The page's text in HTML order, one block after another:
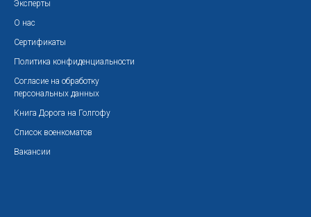
Эксперты
О нас
Сертификаты
Политика конфиденциальности
Согласие на обработку
персональных данных
Книга Дорога на Голгофу
Список военкоматов
Вакансии